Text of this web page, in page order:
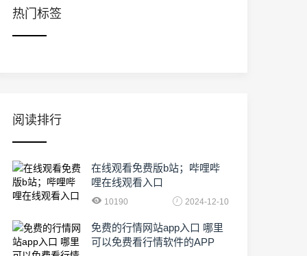
热门标签
阅读排行
在线观看免费版b站；哔哩哔
哩在线观看入口
10190 2024-12-10
免费的行情网站app入口 哪里
可以免费看行情软件的APP